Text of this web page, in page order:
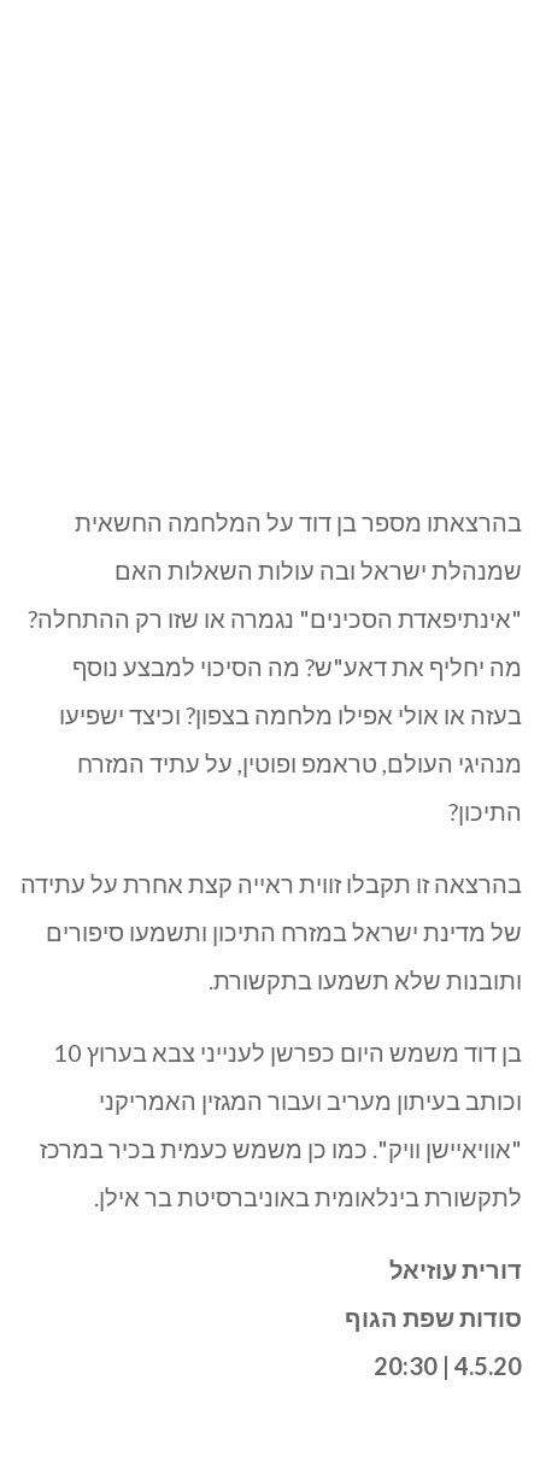
בהרצאתו מספר בן דוד על המלחמה החשאית
שמנהלת ישראל ובה עולות השאלות האם
"אינתיפאדת הסכינים" נגמרה או שזו רק ההתחלה?
מה יחליף את דאע"ש? מה הסיכוי למבצע נוסף
בעזה או אולי אפילו מלחמה בצפון? וכיצד ישפיעו
מנהיגי העולם, טראמפ ופוטין, על עתיד המזרח
התיכון?
בהרצאה זו תקבלו זווית ראייה קצת אחרת על עתידה
של מדינת ישראל במזרח התיכון ותשמעו סיפורים
ותובנות שלא תשמעו בתקשורת.
בן דוד משמש היום כפרשן לענייני צבא בערוץ 10
וכותב בעיתון מעריב ועבור המגזין האמריקני
"אוויאיישן וויק". כמו כן משמש כעמית בכיר במרכז
לתקשורת בינלאומית באוניברסיטת בר אילן.
דורית עוזיאל
סודות שפת הגוף
4.5.20 | 20:30